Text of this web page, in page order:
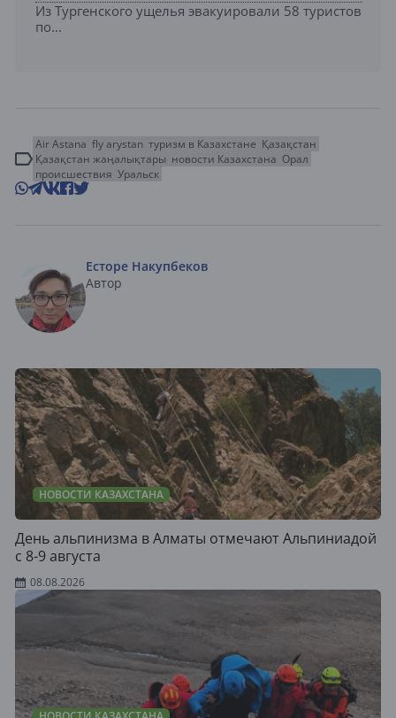
Из Тургенского ущелья эвакуировали 58 туристов
по...
Air Astana fly arystan туризм в Казахстане Қазақстан
Қазақстан жаңалықтары новости Казахстана Орал
происшествия Уральск
Есторе Накупбеков
Автор
НОВОСТИ КАЗАХСТАНА
День альпинизма в Алматы отмечают Альпиниадой
с 8-9 августа
08.08.2026